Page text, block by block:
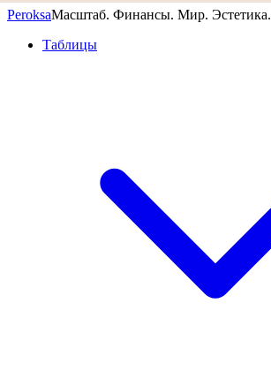
PeroksaМасштаб. Финансы. Мир. Эстетика.
Таблицы